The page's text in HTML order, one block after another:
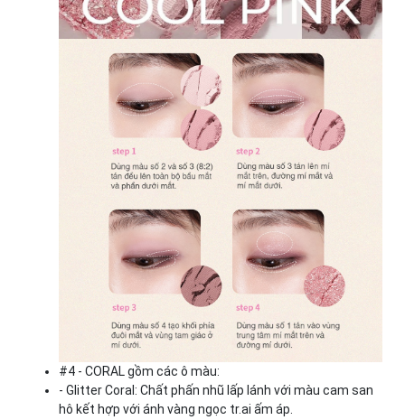
#4 - CORAL gồm các ô màu:
- Glitter Coral: Chất phấn nhũ lấp lánh với màu cam san
hô kết hợp với ánh vàng ngọc tr.ai ấm áp.